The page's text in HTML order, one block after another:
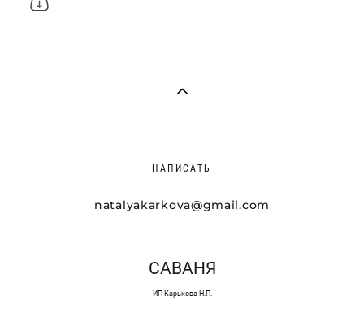
НАПИСАТЬ
natalyakarkova@gmail.com
САВАНЯ
ИП Карькова Н.П.